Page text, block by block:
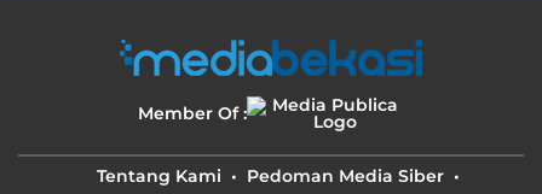
Member Of :
Tentang Kami
Pedoman Media Siber